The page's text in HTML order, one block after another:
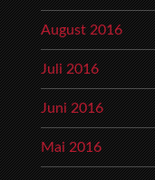
August 2016
Juli 2016
Juni 2016
Mai 2016